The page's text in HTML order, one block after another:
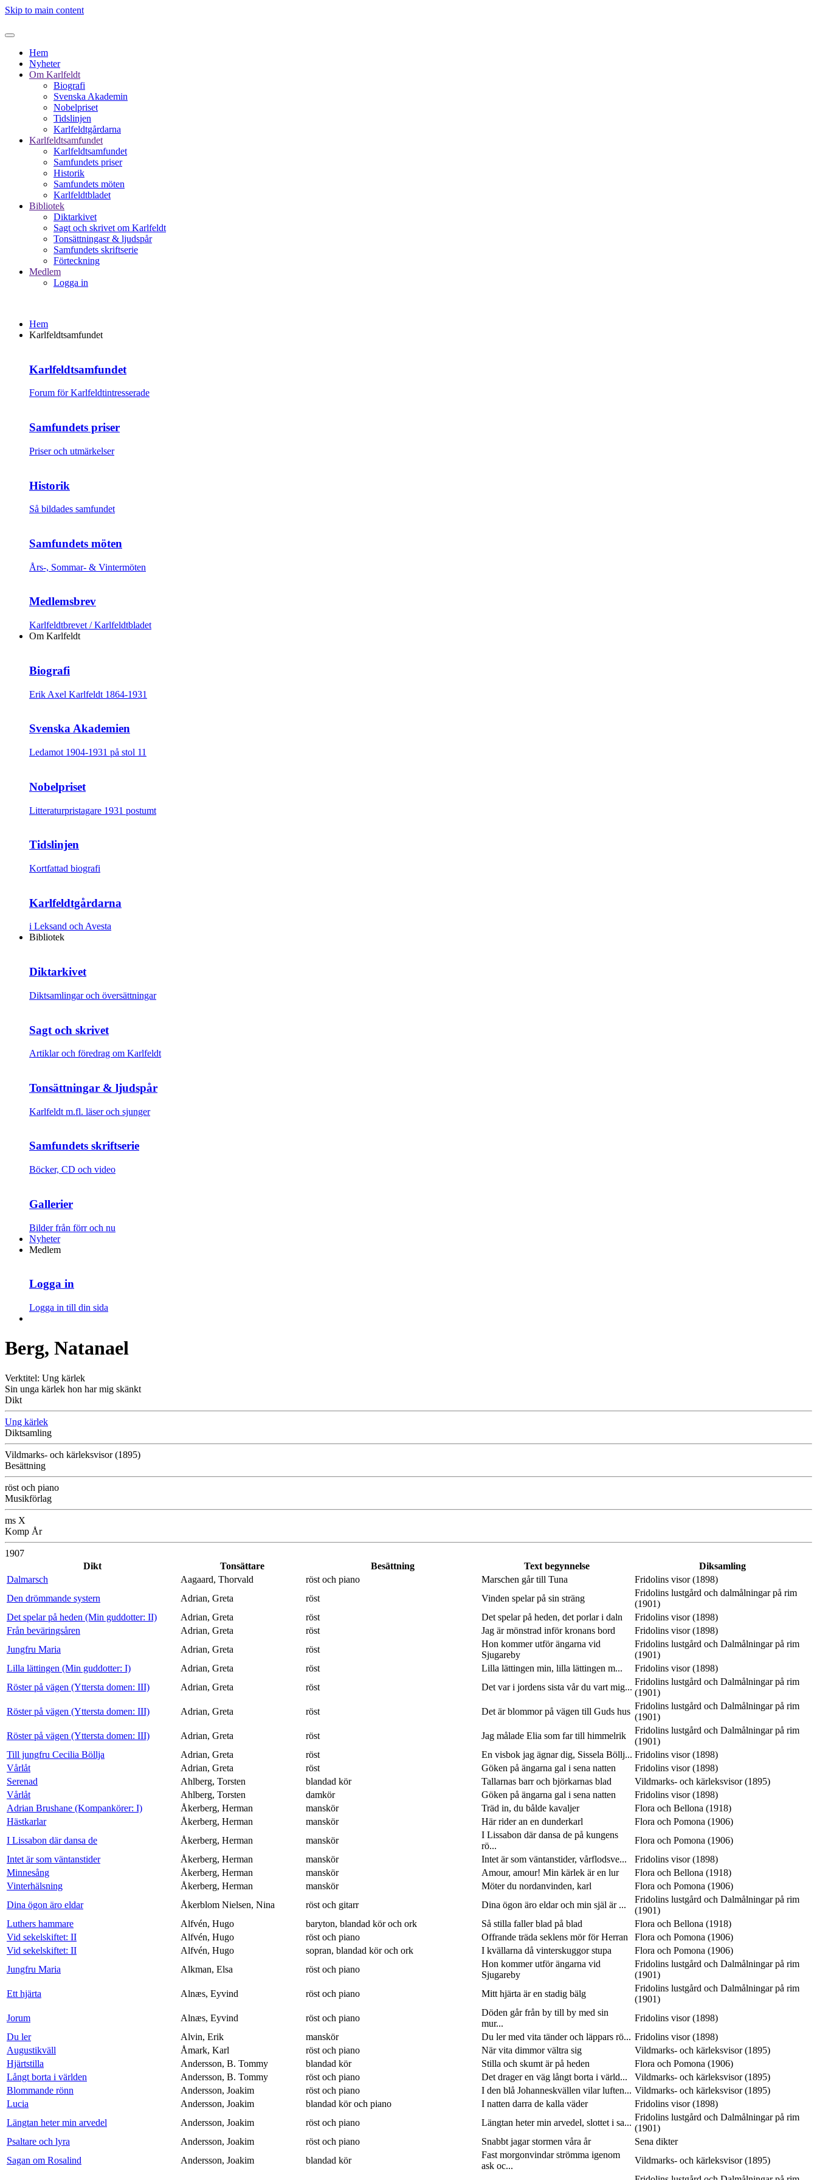
Skip to main content
Hem
Nyheter
Om Karlfeldt
Biografi
Svenska Akademin
Nobelpriset
Tidslinjen
Karlfeldtgårdarna
Karlfeldtsamfundet
Karlfeldtsamfundet
Samfundets priser
Historik
Samfundets möten
Karlfeldtbladet
Bibliotek
Diktarkivet
Sagt och skrivet om Karlfeldt
Tonsättningasr & ljudspår
Samfundets skriftserie
Förteckning
Medlem
Logga in
Hem
Karlfeldtsamfundet
Karlfeldtsamfundet
Forum för Karlfeldtintresserade
Samfundets priser
Priser och utmärkelser
Historik
Så bildades samfundet
Samfundets möten
Års-, Sommar- & Vintermöten
Medlemsbrev
Karlfeldtbrevet / Karlfeldtbladet
Om Karlfeldt
Biografi
Erik Axel Karlfeldt 1864-1931
Svenska Akademien
Ledamot 1904-1931 på stol 11
Nobelpriset
Litteraturpristagare 1931 postumt
Tidslinjen
Kortfattad biografi
Karlfeldtgårdarna
i Leksand och Avesta
Bibliotek
Diktarkivet
Diktsamlingar och översättningar
Sagt och skrivet
Artiklar och föredrag om Karlfeldt
Tonsättningar & ljudspår
Karlfeldt m.fl. läser och sjunger
Samfundets skriftserie
Böcker, CD och video
Gallerier
Bilder från förr och nu
Nyheter
Medlem
Logga in
Logga in till din sida
Berg, Natanael
Verktitel: Ung kärlek
Sin unga kärlek hon har mig skänkt
Dikt
Ung kärlek
Diktsamling
Vildmarks- och kärleksvisor (1895)
Besättning
röst och piano
Musikförlag
ms X
Komp År
1907
Dikt
Tonsättare Besättning Text begynnelse
Diksamling
Dalmarsch
Aagaard, Thorvald röst och piano Marschen går till Tuna
Fridolins visor (1898)
Den drömmande systern
Adrian, Greta röst Vinden spelar på sin sträng
Fridolins lustgård och dalmålningar på rim
(1901)
Det spelar på heden (Min guddotter: II)
Adrian, Greta röst Det spelar på heden, det porlar i daln
Fridolins visor (1898)
Från beväringsåren
Adrian, Greta röst Jag är mönstrad inför kronans bord
Fridolins visor (1898)
Jungfru Maria
Adrian, Greta röst
Hon kommer utför ängarna vid
Sjugareby
Fridolins lustgård och Dalmålningar på rim
(1901)
Lilla lättingen (Min guddotter: I)
Adrian, Greta röst Lilla lättingen min, lilla lättingen m...
Fridolins visor (1898)
Röster på vägen (Yttersta domen: III)
Adrian, Greta röst Det var i jordens sista vår du vart mig...
Fridolins lustgård och Dalmålningar på rim
(1901)
Röster på vägen (Yttersta domen: III)
Adrian, Greta röst Det är blommor på vägen till Guds hus
Fridolins lustgård och Dalmålningar på rim
(1901)
Röster på vägen (Yttersta domen: III)
Adrian, Greta röst Jag målade Elia som far till himmelrik
Fridolins lustgård och Dalmålningar på rim
(1901)
Till jungfru Cecilia Böllja
Adrian, Greta röst En visbok jag ägnar dig, Sissela Böllj... Fridolins visor (1898)
Vårlåt
Adrian, Greta röst Göken på ängarna gal i sena natten
Fridolins visor (1898)
Serenad
Ahlberg, Torsten blandad kör Tallarnas barr och björkarnas blad
Vildmarks- och kärleksvisor (1895)
Vårlåt
Ahlberg, Torsten damkör Göken på ängarna gal i sena natten
Fridolins visor (1898)
Adrian Brushane (Kompankörer: I)
Åkerberg, Herman manskör Träd in, du bålde kavaljer
Flora och Bellona (1918)
Hästkarlar
Åkerberg, Herman manskör Här rider an en dunderkarl
Flora och Pomona (1906)
I Lissabon där dansa de
Åkerberg, Herman manskör
I Lissabon där dansa de på kungens
rö...
Flora och Pomona (1906)
Intet är som väntanstider
Åkerberg, Herman manskör Intet är som väntanstider, vårflodsve...
Fridolins visor (1898)
Minnesång
Åkerberg, Herman manskör Amour, amour! Min kärlek är en lur
Flora och Bellona (1918)
Vinterhälsning
Åkerberg, Herman manskör Möter du nordanvinden, karl
Flora och Pomona (1906)
Dina ögon äro eldar
Åkerblom Nielsen, Nina röst och gitarr Dina ögon äro eldar och min själ är ...
Fridolins lustgård och Dalmålningar på rim
(1901)
Luthers hammare
Alfvén, Hugo baryton, blandad kör och ork Så stilla faller blad på blad
Flora och Bellona (1918)
Vid sekelskiftet: II
Alfvén, Hugo röst och piano Offrande träda seklens mör för Herran
Flora och Pomona (1906)
Vid sekelskiftet: II
Alfvén, Hugo sopran, blandad kör och ork I kvällarna då vinterskuggor stupa
Flora och Pomona (1906)
Jungfru Maria
Alkman, Elsa röst och piano
Hon kommer utför ängarna vid
Sjugareby
Fridolins lustgård och Dalmålningar på rim
(1901)
Ett hjärta
Alnæs, Eyvind röst och piano Mitt hjärta är en stadig bälg
Fridolins lustgård och Dalmålningar på rim
(1901)
Jorum
Alnæs, Eyvind röst och piano
Döden går från by till by med sin
mur...
Fridolins visor (1898)
Du ler
Alvin, Erik manskör Du ler med vita tänder och läppars rö... Fridolins visor (1898)
Augustikväll
Åmark, Karl röst och piano När vita dimmor vältra sig
Vildmarks- och kärleksvisor (1895)
Hjärtstilla
Andersson, B. Tommy blandad kör Stilla och skumt är på heden
Flora och Pomona (1906)
Långt borta i världen
Andersson, B. Tommy röst och piano Det drager en väg långt borta i värld...
Vildmarks- och kärleksvisor (1895)
Blommande rönn
Andersson, Joakim röst och piano I den blå Johanneskvällen vilar luften... Vildmarks- och kärleksvisor (1895)
Lucia
Andersson, Joakim blandad kör och piano I natten darra de kalla väder
Fridolins visor (1898)
Längtan heter min arvedel
Andersson, Joakim röst och piano Längtan heter min arvedel, slottet i sa...
Fridolins lustgård och Dalmålningar på rim
(1901)
Psaltare och lyra
Andersson, Joakim röst och piano Snabbt jagar stormen våra år
Sena dikter
Sagan om Rosalind
Andersson, Joakim blandad kör
Fast morgonvindar strömma igenom
ask oc...
Vildmarks- och kärleksvisor (1895)